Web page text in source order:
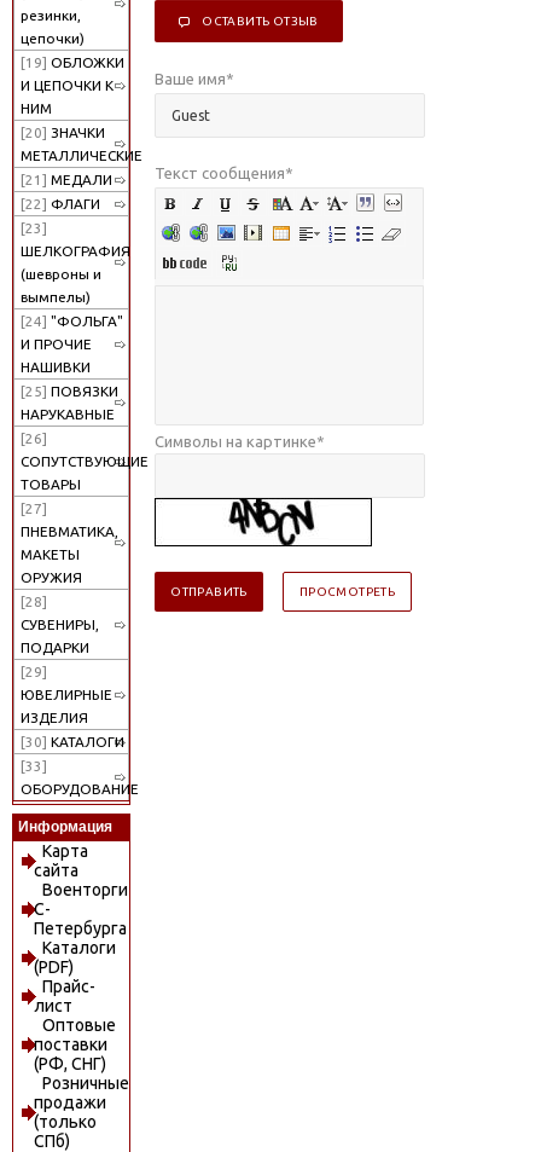
резинки,
цепочки)
[19] ОБЛОЖКИ
И ЦЕПОЧКИ К
НИМ
[20] ЗНАЧКИ
МЕТАЛЛИЧЕСКИЕ
[21] МЕДАЛИ
[22] ФЛАГИ
[23]
ШЕЛКОГРАФИЯ
(шевроны и
вымпелы)
[24] "ФОЛЬГА"
И ПРОЧИЕ
НАШИВКИ
[25] ПОВЯЗКИ
НАРУКАВНЫЕ
[26]
СОПУТСТВУЮЩИЕ
ТОВАРЫ
[27]
ПНЕВМАТИКА,
МАКЕТЫ
ОРУЖИЯ
[28]
СУВЕНИРЫ,
ПОДАРКИ
[29]
ЮВЕЛИРНЫЕ
ИЗДЕЛИЯ
[30] КАТАЛОГИ
[33]
ОБОРУДОВАНИЕ
Информация
Карта
сайта
Военторги
С-
Петербурга
Каталоги
(PDF)
Прайс-
лист
Оптовые
поставки
(РФ, СНГ)
Розничные
продажи
(только
СПб)
ОСТАВИТЬ ОТЗЫВ
Ваше имя*
Текст сообщения*
Символы на картинке*